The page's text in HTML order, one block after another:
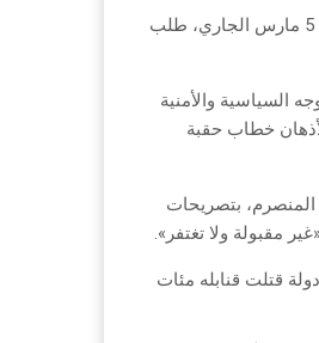
وخطاب زيلينسكي، الأربعاء الماضي، هو الثاني له أمام الكونغرس هذا الشهر، بعد خطاب أول ألقاه في 5 مارس الجاري، طلب
السياسية والأمنية
خطاب حقبة
المنصرم، بتصريحات
مقبولة ولا تغتفر».
قتلت قنابله مئات